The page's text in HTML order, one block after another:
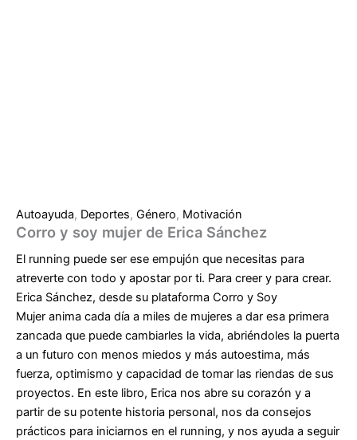
Autoayuda, Deportes, Género, Motivación
Corro y soy mujer de Erica Sánchez
El running puede ser ese empujón que necesitas para
atreverte con todo y apostar por ti. Para creer y para crear.
Erica Sánchez, desde su plataforma Corro y Soy
Mujer anima cada día a miles de mujeres a dar esa primera
zancada que puede cambiarles la vida, abriéndoles la puerta
a un futuro con menos miedos y más autoestima, más
fuerza, optimismo y capacidad de tomar las riendas de sus
proyectos. En este libro, Erica nos abre su corazón y a
partir de su potente historia personal, nos da consejos
prácticos para iniciarnos en el running, y nos ayuda a seguir